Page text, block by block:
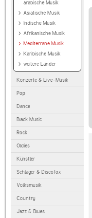
arabische Musik
Asiatische Musik
Indische Musik
Afrikanische Musik
Mediterrane Musik
Karibische Musik
weitere Länder
Konzerte & Live-Musik
Pop
Dance
Black Music
Rock
Oldies
Künstler
Schlager & Discofox
Volksmusik
Country
Jazz & Blues